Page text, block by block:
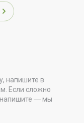
напишите в
Если сложно
напишите ― мы